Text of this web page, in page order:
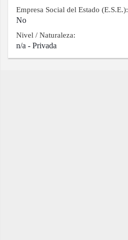
Contacto
Empresa Social del Estado (E.S.E.):
No
Nivel / Naturaleza:
n/a - Privada